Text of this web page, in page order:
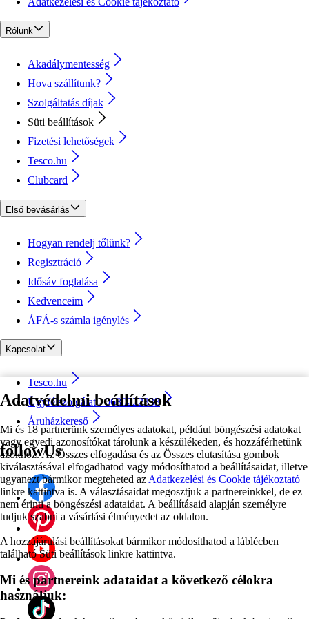
Adatvédelmi beállítások
Mi és 18 partnerünk személyes adatokat, például böngészési adatokat
vagy egyedi azonosítókat tárolunk a készülékeden, és hozzáférhetünk
azokhoz. Az Összes elfogadása és az Összes elutasítása gombok
kiválasztásával elfogadhatod vagy módosíthatod a beállításaidat, illetve
ugyanezt bármikor megteheted az Adatkezelési és Cookie tájékoztató
linkre kattintva is. A választásaidat megosztjuk a partnereinkkel, de ez
nem érinti a böngészési adataidat. A beállításaid alapján személyre
tudjuk szabni a vásárlási élményedet az oldalon.
A hozzájárulási beállításokat bármikor módosíthatod a láblécben
található Süti beállítások linkre kattintva.
Mi és partnereink adataidat a következő célokra
használjuk:
Rólunk
Akadálymentesség
Hova szállítunk?
Szolgáltatás díjak
Süti beállítások
Fizetési lehetőségek
Tesco.hu
Clubcard
Első bevásárlás
Hogyan rendelj tőlünk?
Regisztráció
Idősáv foglalása
Kedvenceim
ÁFÁ-s számla igénylés
Kapcsolat
Tesco.hu
Ügyfélszolgálat - 0680222333
Áruházkereső
followUs